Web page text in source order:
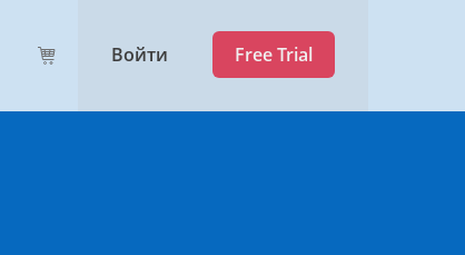
Войти Free Trial